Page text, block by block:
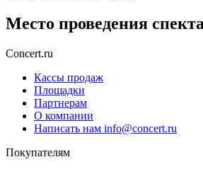
Место проведения
Concert.ru
Кассы продаж
Площадки
Партнерам
О компании
Написать нам info@concert.ru
Покупателям